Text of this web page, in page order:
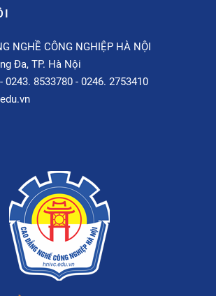
NGHỀ CÔNG NGHIỆP HÀ NỘI
Đa, TP. Hà Nội
0243. 8533780 - 0246. 2753410